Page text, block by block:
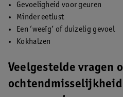
Gevoeligheid voor geuren
Minder eetlust
Een ‘weeïg’ of duizelig gevoel
Kokhalzen
Veelgestelde vragen